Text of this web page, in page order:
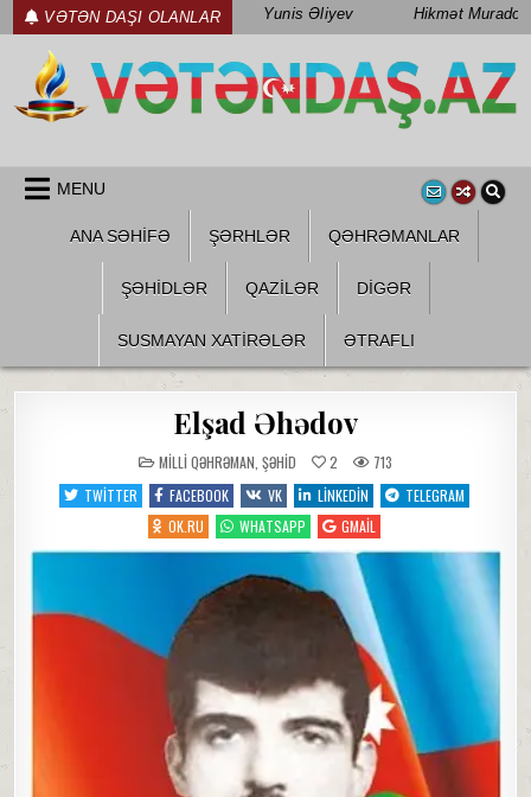
Skip
to
content
VƏTƏN DAŞI OLANLAR Yunis Əliyev Hikmət Muradov
MENU
ANA SƏHİFƏ ŞƏRHLƏR QƏHRƏMANLAR
ŞƏHIDLƏR QAZILƏR DIGƏR
SUSMAYAN XATİRƏLƏR ƏTRAFLI
Elşad Əhədov
POSTED
IN
MILLI QƏHRƏMAN ŞƏHID 2
713
TWITTER
FACEBOOK VK LINKEDIN
TELEGRAM
OK.RU
WHATSAPP GMAIL